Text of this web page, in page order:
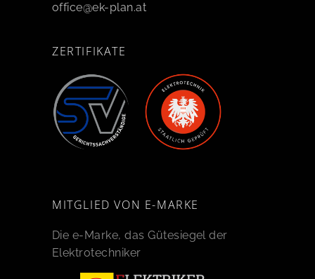
office@ek-plan.at
ZERTIFIKATE
MITGLIED VON E-MARKE
Die e-Marke, das Gütesiegel der
Elektrotechniker